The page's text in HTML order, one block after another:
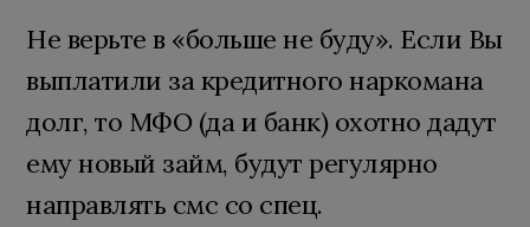
Не верьте в «больше не буду». Если Вы
выплатили за кредитного наркомана
долг, то МФО (да и банк) охотно дадут
ему новый займ, будут регулярно
направлять смс со спец.